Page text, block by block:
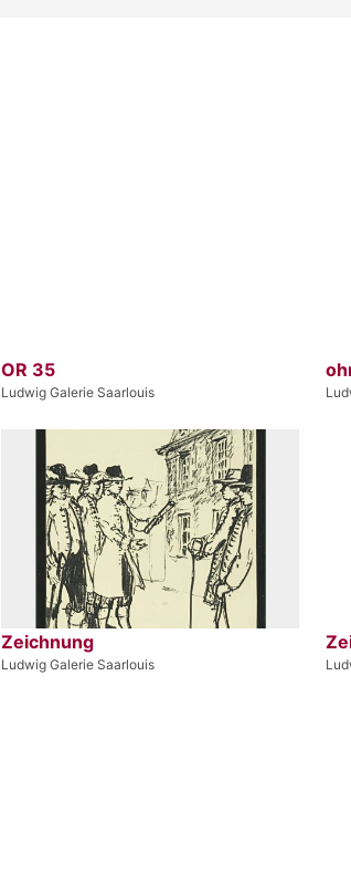
OR 35
Ludwig Galerie Saarlouis
Zeichnung
Ludwig Galerie Saarlouis